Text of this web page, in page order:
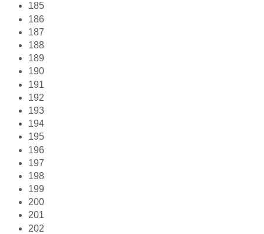
185
186
187
188
189
190
191
192
193
194
195
196
197
198
199
200
201
202